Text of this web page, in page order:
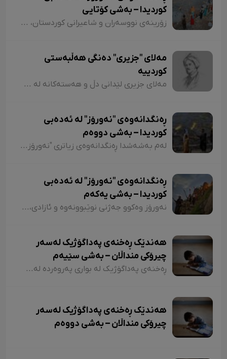
کوردیدا – بەشی کۆتایی
زۆرینەی نووسەران و شاعیرانی کوردستان، لە شیعر و دەقەکانیاندا بە شێوازی جۆراوجۆر باسی نەورۆزیان کردووە کە لەبەر نەبوونی مەجال تەنیا ئاماژەمان بە چەند شاعیر و چەند نموونە شیعر کرد. پێم خۆشە لە کۆتاییشدا ئاماژە بەوە بکەم کە شاعیران "موخلیس، عەونی، هەژار، زاری، عەلی حەسەنیانی، ژیلا حسەینی، محەممەد ساڵح دیلان، ئەسیری، ناسر ئاغابرا، جەلال مەلەکشا، شێرکۆ بێکەس و عەبدوڵڵا پەشێو و..." لە چەندین شیعریاندا باسی "نەورۆز"یان کردووە و لەسەر کوردستانیبوونی نەورۆز جەختیان کردووەتەوە.
مەلای "جزیری" دەنگی هەڵبەستی
کوردییە
مەلای جزیری لێدانی دڵ و هەستەکانە لە شیعری کلاسیکدا. مەلای جزیری ساڵی ١٥٦٥ لە جزیری بۆتان لەدایک بووە. ناوی "ئەحمەد"ە و لە شیعردا نازناوی "نیشانی، مەلێ و مەلا"یە و لە سەدەی ١٧دا ژیاوە. مەلا ئەحمەد جزیری لەسەر دەستی باوکی (شێخ محەممەد) دەستی بە خوێندن کردووە و لە مەدرەسەی "هەکاری و عیمادی" درێژەی بە خوێندن داوە.
ڕەنگدانەوەی "نەورۆز" لە ئەدەبی
کوردیدا – بەشی دووەم
لەم بەشەشدا ڕەنگدانەوەی زیاتری "نەورۆز" لە شیعر و دەقی کوردیدا دەخەینەڕوو. هەروەها پێویستە ئاماژەش بەوە بکەم کە وێڕای ئەوەی لەم وتارەدا ڕەنگدانەوەی "نەورۆز" لە ئەدەبی کوردیدا دەبینین، ئاوڕێکیش لە شاعیران و نووسەرانمان دەدەینەوە کە بەداخەوە ناوی هەندێکیان بە فەرامۆشی سپێردراون.
ڕەنگدانەوەی "نەورۆز" لە ئەدەبی
کوردیدا – بەشی یەکەم
نەورۆز وەکوو جەژنی نوێبوونەوە و ئازادی، لە ئەدەبی کوردیدا و لەلای شاعیران و نووسەرانی کورد، هەمیشە جێی بایەخ و تێڕامان بووە. شاعیران و نووسەرانی کورد وەکوو دیوێکی جوانی و دەرچەیەکی ئازادی و هێمای ڕزگاریی نەتەوەیی، نەورۆزیان لەنێو شیعر و دەقەکەیاندا بەکار هێناوە. ئەم بابەتەش دەگەڕێتەوە بۆ گرێدراویی حاشاهەڵنەگری کورد و کوردستان بە نەورۆزەوە
هەندێک ڕەخنەی پەداگۆژیک لەسەر
چیرۆکی منداڵان – بەشی سێیەم
ڕەخنەی پەداگۆژیک لە بواری پەروەردە لەسەر چیرۆکی منداڵان؛ هەندێکجار لە چیرۆکی منداڵاندا تووشی ئەو جۆرە وشەیە دەبین کە کاریگەرییان لەسەر مێشکی منداڵان دەبێت و ڕێگەیان پێ دەدات بیرۆکەیەکی خراپ لە مێشکیاندا دروست بکەن. بۆ نموونە دەتوانین لێرەدا سەرنجەکانمان لەسەر چیرۆکی "تیتی و پیرێ، کال و سێڤێ و نیسکۆ" بخەینەڕوو. لە بەشێکی چیرۆکی "تیتی و پیرێ"دا وەها دەڵێت:
هەندێک ڕەخنەی پەداگۆژیک لەسەر
چیرۆکی منداڵان – بەشی دووەم